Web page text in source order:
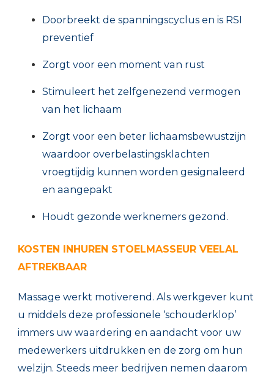
Doorbreekt de spanningscyclus en is RSI
preventief
Zorgt voor een moment van rust
Stimuleert het zelfgenezend vermogen
van het lichaam
Zorgt voor een beter lichaamsbewustzijn
waardoor overbelastingsklachten
vroegtijdig kunnen worden gesignaleerd
en aangepakt
Houdt gezonde werknemers gezond.
KOSTEN INHUREN STOELMASSEUR VEELAL
AFTREKBAAR
Massage werkt motiverend. Als werkgever kunt
u middels deze professionele ‘schouderklop’
immers uw waardering en aandacht voor uw
medewerkers uitdrukken en de zorg om hun
welzijn. Steeds meer bedrijven nemen daarom